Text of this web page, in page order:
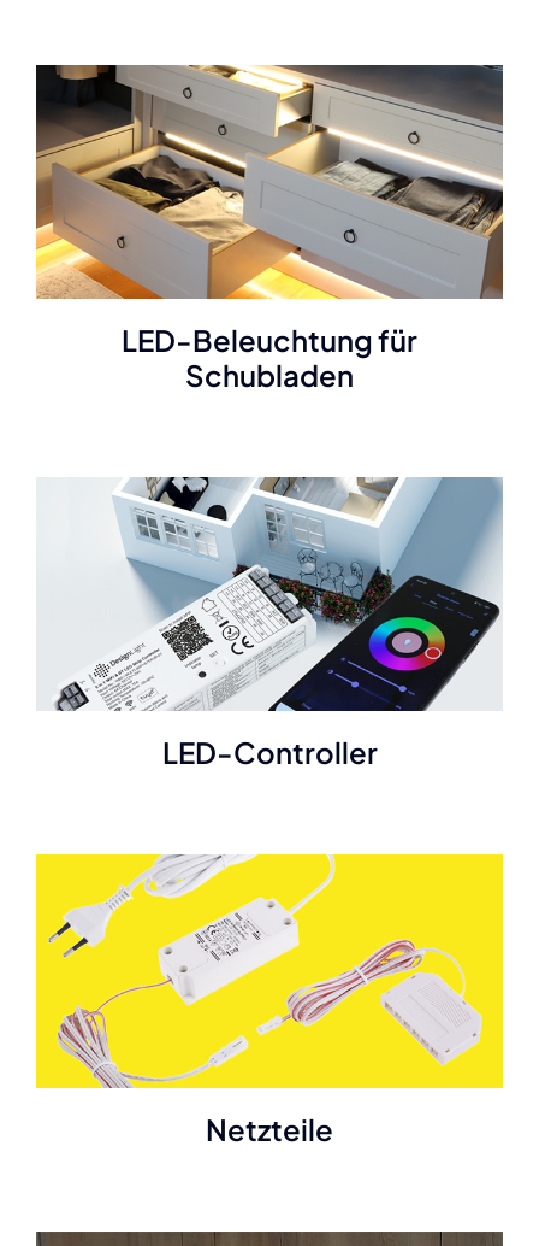
LED-Beleuchtung für
Schubladen
LED-Controller
Netzteile